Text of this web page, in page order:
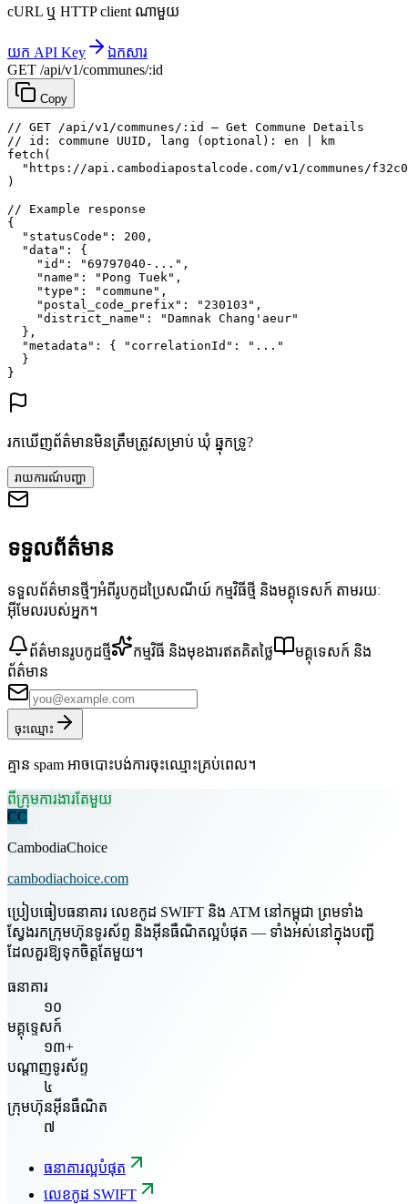
cURL ឬ HTTP client ណាមួយ
យក API Key
ឯកសារ
GET /api/v1/communes/:id
Copy
// GET /api/v1/communes/:id — Get Commune Details
// id: commune UUID, lang (optional): en | km
fetch (
"https://api.cambodiapostalcode.com/v1/communes/
)
// Example response
{
"statusCode" : 200 ,
"data" : {
"id" : "69797040-..." ,
"name" : "Pong Tuek" ,
"type" : "commune" ,
"postal_code_prefix" : "230103" ,
"district_name" :
"Damnak Chang'aeur"
},
"metadata" : { "correlationId" :
"..."
}
}
រកឃើញព័ត៌មានមិនត្រឹមត្រូវសម្រាប់ ឃុំ ឆ្នុកទ្រូ?
រាយការណ៍បញ្ហា
ទទួលព័ត៌មាន
ទទួលព័ត៌មានថ្មីៗអំពីរូបកូដប្រៃសណីយ៍ កម្មវិធីថ្មី និងមគ្គុទេសក៍ តាមរយៈ
អ៊ីមែលរបស់អ្នក។
ព័ត៌មានរូបកូដថ្មី កម្មវិធី និងមុខងារឥតគិតថ្លៃ
មគ្គុទេសក៍ និង
ព័ត៌មាន
ចុះឈ្មោះ
គ្មាន spam អាចបោះបង់ការចុះឈ្មោះគ្រប់ពេល។
ពីក្រុមការងារតែមួយ
CC
CambodiaChoice
cambodiachoice.com
ប្រៀបធៀបធនាគារ លេខកូដ SWIFT និង ATM នៅកម្ពុជា ព្រមទាំង
ស្វែងរកក្រុមហ៊ុនទូរស័ព្ទ និងអ៊ីនធឺណិតល្អបំផុត — ទាំងអស់នៅក្នុងបញ្ជី
ដែលគួរឱ្យទុកចិត្តតែមួយ។
ធនាគារ
១០
មគ្គុទ្ទេសក៍
១៣+
បណ្តាញទូរស័ព្ទ
៤
ក្រុមហ៊ុនអ៊ីនធឺណិត
៧
ធនាគារល្អបំផុត
លេខកូដ SWIFT